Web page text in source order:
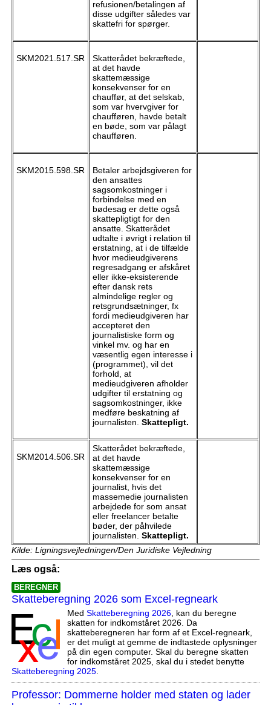
refusionen/betalingen af
disse udgifter således var
skattefri for spørger.
SKM2021.517.SR
Skatterådet bekræftede,
at det havde
skattemæssige
konsekvenser for en
chauffør, at det selskab,
som var hvervgiver for
chaufføren, havde betalt
en bøde, som var pålagt
chaufføren.
SKM2015.598.SR
Betaler arbejdsgiveren for
den ansattes
sagsomkostninger i
forbindelse med en
bødesag er dette også
skattepligtigt for den
ansatte. Skatterådet
udtalte i øvrigt i relation til
erstatning, at i de tilfælde
hvor medieudgiverens
regresadgang er afskåret
eller ikke-eksisterende
efter dansk rets
almindelige regler og
retsgrundsætninger, fx
fordi medieudgiveren har
accepteret den
journalistiske form og
vinkel mv. og har en
væsentlig egen interesse i
(programmet), vil det
forhold, at
medieudgiveren afholder
udgifter til erstatning og
sagsomkostninger, ikke
medføre beskatning af
journalisten. Skattepligt.
SKM2014.506.SR
Skatterådet bekræftede,
at det havde
skattemæssige
konsekvenser for en
journalist, hvis det
massemedie journalisten
arbejdede for som ansat
eller freelancer betalte
bøder, der påhvilede
journalisten. Skattepligt.
Kilde: Ligningsvejledningen/Den Juridiske Vejledning
Læs også:
BEREGNER
Skatteberegning 2026 som Excel-regneark
Med Skatteberegning 2026, kan du beregne
skatten for indkomståret 2026. Da
skatteberegneren har form af et Excel-regneark,
er det muligt at gemme de indtastede oplysninger
på din egen computer. Skal du beregne skatten
for indkomståret 2025, skal du i stedet benytte
Skatteberegning 2025.
Professor: Dommerne holder med staten og lader